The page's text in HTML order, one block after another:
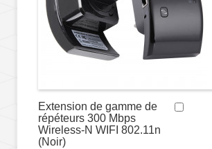
Extension de gamme de
répéteurs 300 Mbps
Wireless-N WIFI 802.11n
(Noir)